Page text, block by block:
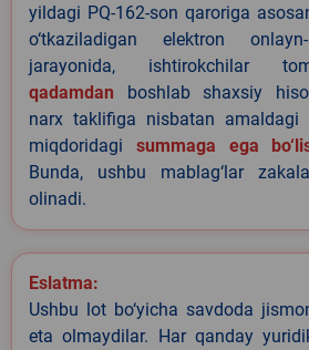
yildagi PQ-162-son qaroriga
o‘tkaziladigan elektron
jarayonida, ishtirokchilar
qadamdan boshlab shaxsiy
narx taklifiga nisbatan
miqdoridagi summaga ega
Bunda, ushbu mablag‘lar
olinadi.
Eslatma:
Ushbu lot bo‘yicha savdoda
eta olmaydilar. Har qanday